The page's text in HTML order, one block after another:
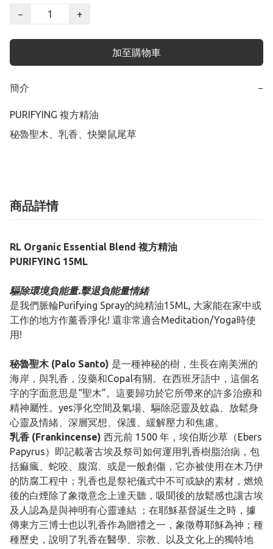
−
+
加至購物車
簡介 −
PURIFYING 複方精油
秘魯聖木、乳香、快樂鼠尾草
商品詳情
RL Organic Essential Blend 複方精油
PURIFYING 15ML
驅除環境負能量.擊退負能量情緒
是我們脈輪Purifying Spray的純精油15ML, 大家能在家中或
工作的地方作薰香淨化! 還非常適合Meditation/Yoga時使
用!
秘魯聖木 (Palo Santo) 是一種神秘的樹，生長在南美洲的
海岸，與乳香，沒藥和Copal有關。在西班牙語中，這個名
字的字面意思是“聖木”。這要歸功於它所帶來的許多治療和
精神屬性。yes淨化空間及氣場、驅除惡靈及蚊蟲、放鬆身
心靈及情緒、深層冥想、保護、緩解壓力和焦慮。
乳香 (Frankincense) 西元前 1500 年，埃伯斯沙草（Ebers
Papyrus）即記載著古埃及祭司如何運用乳香樹脂治病，包
括痲瘋、蛇咬、腹瀉、或是一般創傷，它亦被使用在木乃伊
的防腐工程中；乳香也是祭祀儀式中不可或缺的素材，燃燒
後的白煙除了象徵意念上達天聽，吸聞後的放鬆感也讓古埃
及人認為是與神明有心靈連結 ；在耶穌基督誕生之時，據
傳東方三博士也以乳香作為贈禮之一，象徵尊耶穌為神；種
種歷史，說明了乳香在醫學、宗教、以及文化上的獨特地